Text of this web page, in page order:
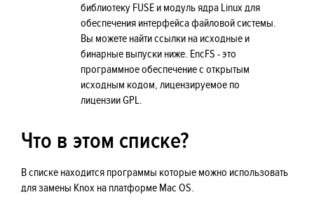
библиотеку FUSE и модуль ядра Linux для
обеспечения интерфейса файловой системы.
Вы можете найти ссылки на исходные и
бинарные выпуски ниже. EncFS - это
программное обеспечение с открытым
исходным кодом, лицензируемое по
лицензии GPL.
Что в этом списке?
В списке находится программы которые можно использовать
для замены Knox на платформе Mac OS.